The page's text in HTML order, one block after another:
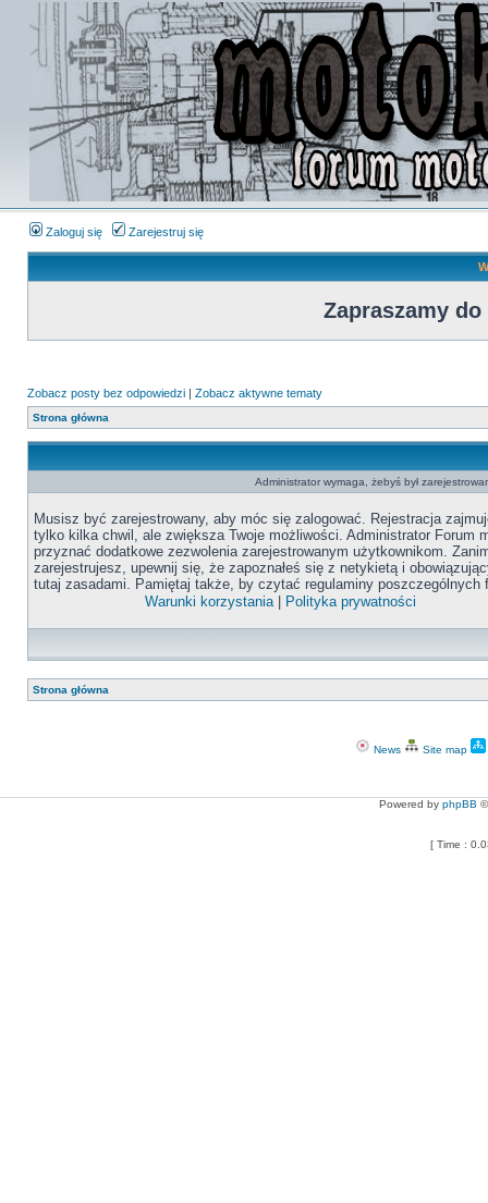
Zaloguj się Zarejestruj się
Zapraszamy do
Zobacz posty bez odpowiedzi | Zobacz aktywne tematy
Strona główna
Administrator wymaga, żebyś był
Musisz być zarejestrowany, aby móc się zalogować. Rejestracja
tylko kilka chwil, ale zwiększa Twoje możliwości. Administrator Forum
przyznać dodatkowe zezwolenia zarejestrowanym użytkownikom.
zarejestrujesz, upewnij się, że zapoznałeś się z netykietą i
tutaj zasadami. Pamiętaj także, by czytać regulaminy poszczególnych
Warunki korzystania| Polityka prywatności
Strona główna
News Site map
Powered by phpBB
[ Time :